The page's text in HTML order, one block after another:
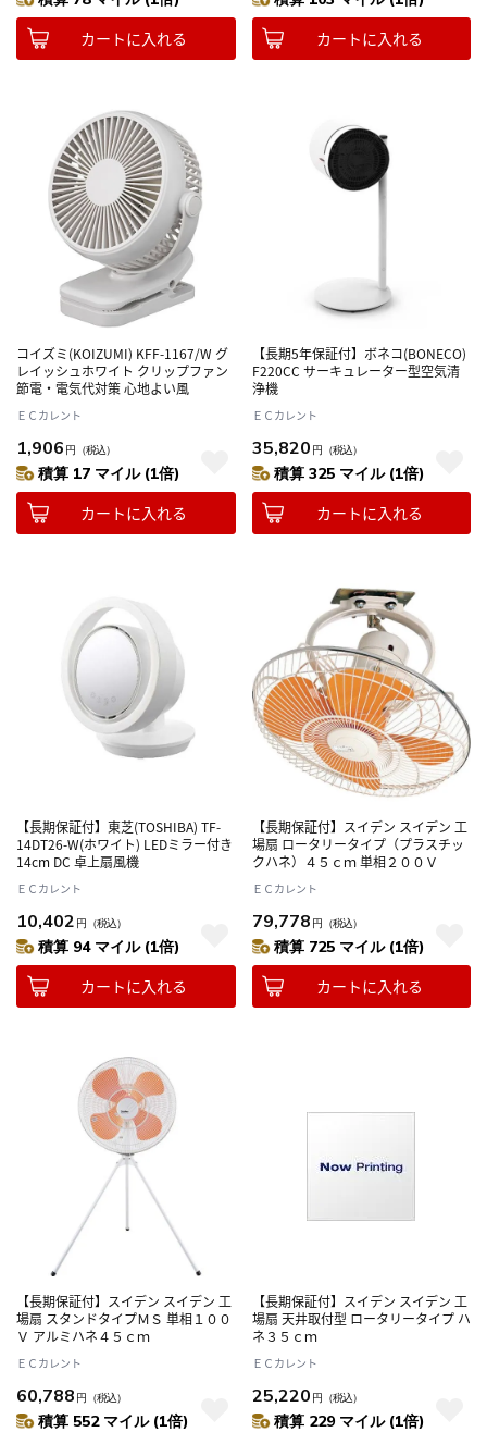
カートに入れる カートに入れる
コイズミ(KOIZUMI) KFF-1167/W グ
レイッシュホワイト クリップファン
節電・電気代対策 心地よい風
ＥＣカレント
1,906 円 （税込）
積算 17 マイル (1倍)
カートに入れる
【長期5年保証付】ボネコ(BONECO)
F220CC サーキュレーター型空気清
浄機
ＥＣカレント
35,820 円 （税込）
積算 325 マイル (1倍)
カートに入れる
【長期保証付】東芝(TOSHIBA) TF-
14DT26-W(ホワイト) LEDミラー付き
14cm DC 卓上扇風機
ＥＣカレント
10,402 円 （税込）
積算 94 マイル (1倍)
カートに入れる
【長期保証付】スイデン スイデン 工
場扇 ロータリータイプ（プラスチッ
クハネ）４５ｃｍ 単相２００Ｖ
ＥＣカレント
79,778 円 （税込）
積算 725 マイル (1倍)
カートに入れる
【長期保証付】スイデン スイデン 工
場扇 スタンドタイプＭＳ 単相１００
Ｖ アルミハネ４５ｃｍ
ＥＣカレント
60,788 円 （税込）
積算 552 マイル (1倍)
【長期保証付】スイデン スイデン 工
場扇 天井取付型 ロータリータイプ ハ
ネ３５ｃｍ
ＥＣカレント
25,220 円 （税込）
積算 229 マイル (1倍)